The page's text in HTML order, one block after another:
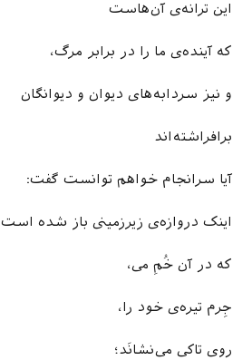
این ترانه‌ی آن‌هاست
که آینده‌ی ما را در برابر مرگ،
و نیز سردابه‌های دیوان و دیوانگان
برافراشته‌اند
آیا سرانجام خواهم توانست گفت:
اینک دروازه­‌ی زیرزمینی باز شده است
که در آن خُمِ می،
جِرم تیره­‌ی خود را،
روی تاکی می­‌نشانَد؛